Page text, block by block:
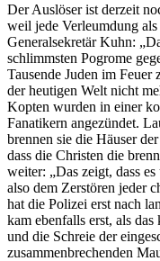
Der Auslöser ist derzeit
weil jede Verleumdung
Generalsekretär Kuhn:
schlimmsten Pogrome
Tausende Juden im
der heutigen Welt nicht
Kopten wurden in einer
Fanatikern angezündet.
brennen sie die Häuser
dass die Christen die
weiter: „Das zeigt, dass
also dem Zerstören jeder
hat die Polizei erst nach
kam ebenfalls erst, als
und die Schreie der
zusammenbrechenden